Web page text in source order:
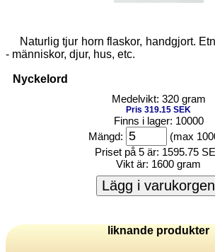
Naturlig tjur horn flaskor, handgjort.
- människor, djur, hus, etc.
Nyckelord
Medelvikt: 320 gram
Pris 319.15 SEK
Finns i lager: 10000
Mängd:
(max
Priset på 5 är: 1595.75
Vikt är: 1600 gram
Lägg i varukorgen
liknande produkter